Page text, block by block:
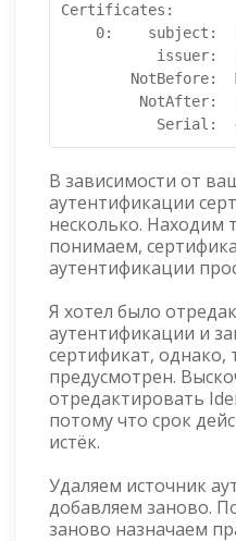
Certificates:
0:    subject:
issuer:
NotBefore:
NotAfter:
Serial:
В зависимости от
аутентификации
несколько. Находим
понимаем,
аутентификации
Я хотел было
аутентификации и
сертификат, однако,
предусмотрен.
отредактировать
потому что срок
истёк.
Удаляем источник
добавляем заново.
заново назначаем